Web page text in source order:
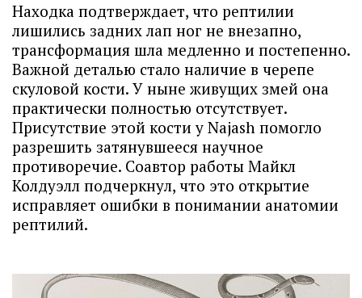
Находка подтверждает, что рептилии
лишились задних лап ног не внезапно,
трансформация шла медленно и постепенно.
Важной деталью стало наличие в черепе
скуловой кости. У ныне живущих змей она
практически полностью отсутствует.
Присутствие этой кости у Najash помогло
разрешить затянувшееся научное
противоречие. Соавтор работы Майкл
Колдуэлл подчеркнул, что это открытие
исправляет ошибки в понимании анатомии
рептилий.